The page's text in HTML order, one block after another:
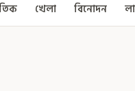
খেলা বিনোদন